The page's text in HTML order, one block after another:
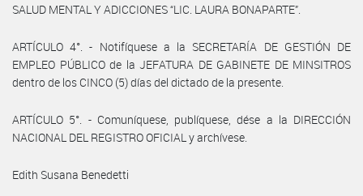
SALUD MENTAL Y ADICCIONES “LIC. LAURA BONAPARTE”.
ARTÍCULO 4°. - Notifíquese a la SECRETARÍA DE GESTIÓN DE
EMPLEO PÚBLICO de la JEFATURA DE GABINETE DE MINSITROS
dentro de los CINCO (5) días del dictado de la presente.
ARTÍCULO 5°. - Comuníquese, publíquese, dése a la DIRECCIÓN
NACIONAL DEL REGISTRO OFICIAL y archívese.
Edith Susana Benedetti